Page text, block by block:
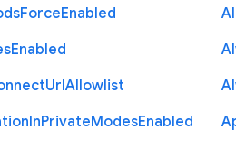
ForceEnabled
Enabled
UrlAllowlist
InPrivateModesEnabled